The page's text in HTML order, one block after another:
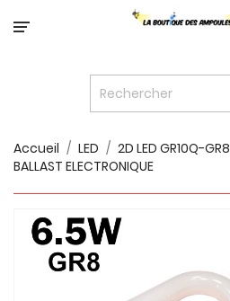
Catégorie
12V/24V
INTERIEURS
LUMINAIRES
EXTERIEURS
Accueil LED 2D LED GR10Q-GR8
BALLAST ELECTRONIQUE